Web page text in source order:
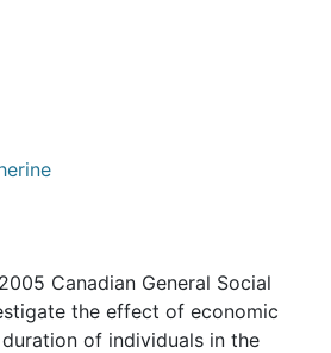
Canadian General Social
the effect of economic
of individuals in the